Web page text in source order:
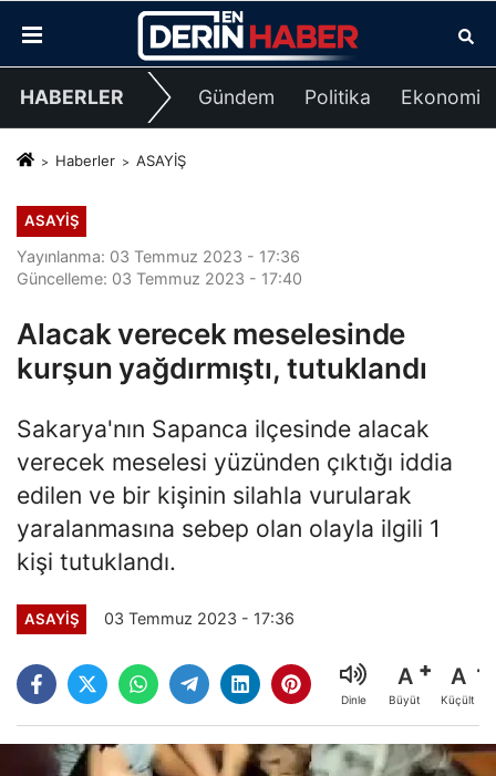
HABERLER Gündem Politika Ekonomi
Haberler ASAYİŞ
ASAYİŞ
Yayınlanma: 03 Temmuz 2023 - 17:36
Güncelleme: 03 Temmuz 2023 - 17:40
Alacak verecek meselesinde
kurşun yağdırmıştı, tutuklandı
Sakarya'nın Sapanca ilçesinde alacak
verecek meselesi yüzünden çıktığı iddia
edilen ve bir kişinin silahla vurularak
yaralanmasına sebep olan olayla ilgili 1
kişi tutuklandı.
ASAYİŞ 03 Temmuz 2023 - 17:36
Dinle
A
Büyüt
A
Küçült